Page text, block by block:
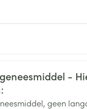
-
geen